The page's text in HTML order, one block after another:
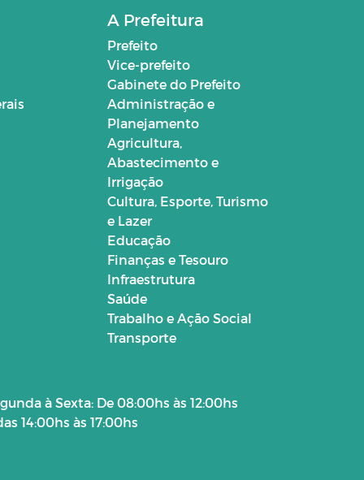
A Prefeitura
Prefeito
Vice-prefeito
Gabinete do Prefeito
Administração e
Planejamento
Agricultura,
Abastecimento e
Irrigação
Cultura, Esporte, Turismo
e Lazer
Educação
Finanças e Tesouro
Infraestrutura
Saúde
Trabalho e Ação Social
Transporte
à Sexta: De 08:00hs às 12:00hs
14:00hs às 17:00hs